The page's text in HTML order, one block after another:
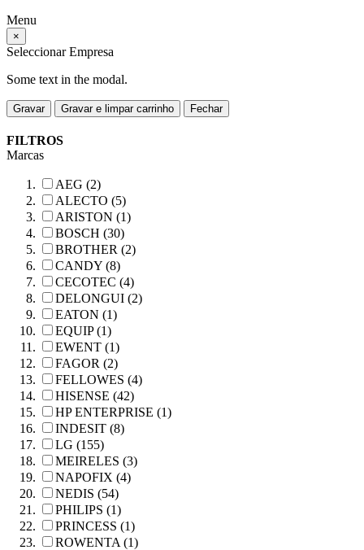
Menu
×
Seleccionar Empresa
Some text in the modal.
Gravar Gravar e limpar carrinho Fechar
FILTROS
Marcas
AEG (2)
ALECTO (5)
ARISTON (1)
BOSCH (30)
BROTHER (2)
CANDY (8)
CECOTEC (4)
DELONGUI (2)
EATON (1)
EQUIP (1)
EWENT (1)
FAGOR (2)
FELLOWES (4)
HISENSE (42)
HP ENTERPRISE (1)
INDESIT (8)
LG (155)
MEIRELES (3)
NAPOFIX (4)
NEDIS (54)
PHILIPS (1)
PRINCESS (1)
ROWENTA (1)